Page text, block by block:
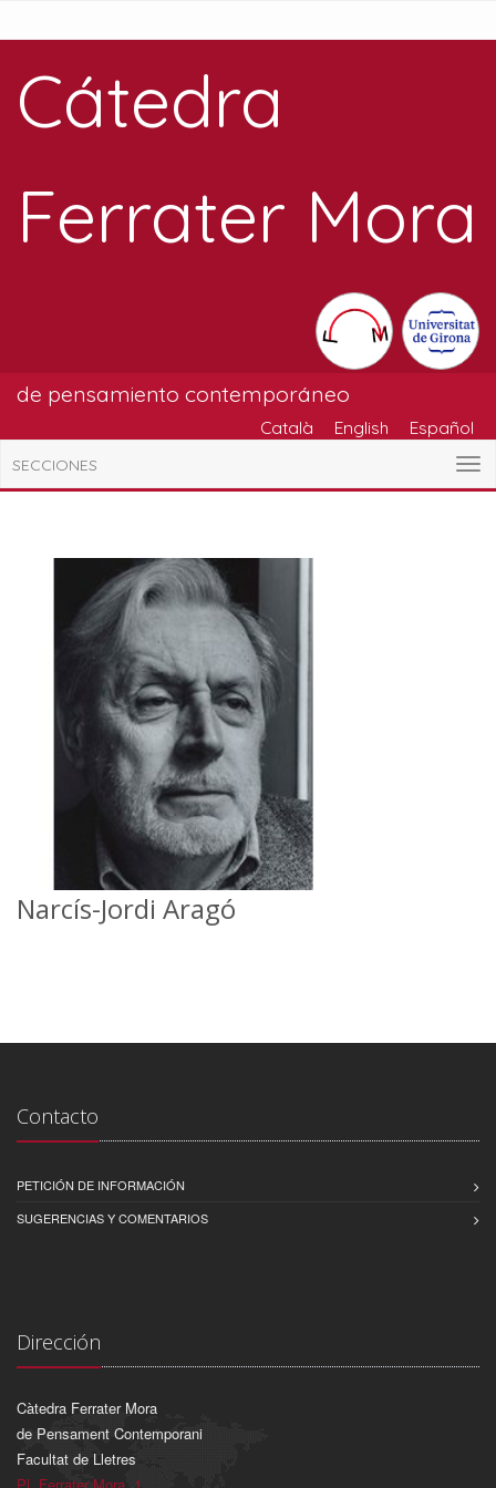
Cátedra
Ferrater Mora
de pensamiento contemporáneo
Català English Español
SECCIONES
Narcís-Jordi Aragó
Contacto
PETICIÓN DE INFORMACIÓN
SUGERENCIAS Y COMENTARIOS
Dirección
Càtedra Ferrater Mora
de Pensament Contemporani
Facultat de Lletres